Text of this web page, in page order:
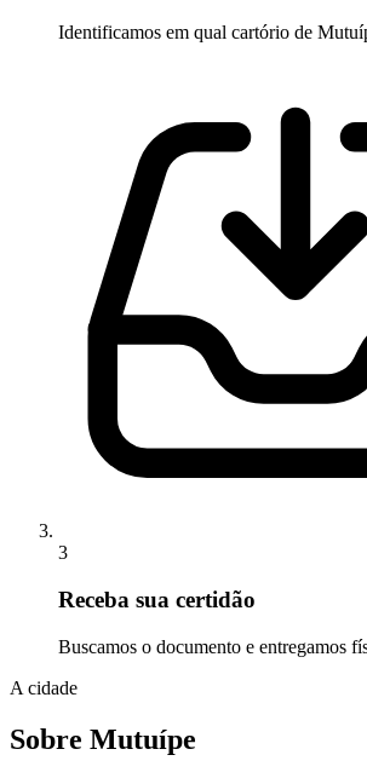
Identificamos em qual cartório de
3
Receba sua certidão
Buscamos o documento e entregamos
A cidade
Sobre Mutuípe